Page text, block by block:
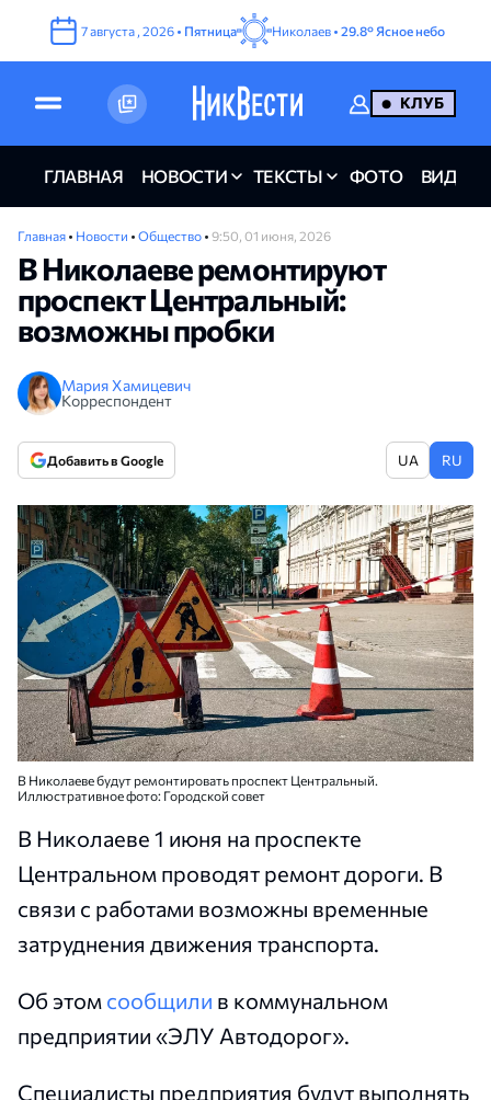
7августа , 2026 • Пятница Николаев • 29.8° Ясное небо
КЛУБ
ГЛАВНАЯ НОВОСТИ ТЕКСТЫ ФОТО ВИДЕО
Главная • Новости • Общество • 9:50, 01 июня, 2026
В Николаеве ремонтируют
проспект Центральный:
возможны пробки
Мария Хамицевич
Корреспондент
Добавить в Google UA RU
В Николаеве будут ремонтировать проспект Центральный.
Иллюстративное фото: Городской совет
В Николаеве 1 июня на проспекте
Центральном проводят ремонт дороги. В
связи с работами возможны временные
затруднения движения транспорта.
Об этом сообщили в коммунальном
предприятии «ЭЛУ Автодорог».
Специалисты предприятия будут выполнять